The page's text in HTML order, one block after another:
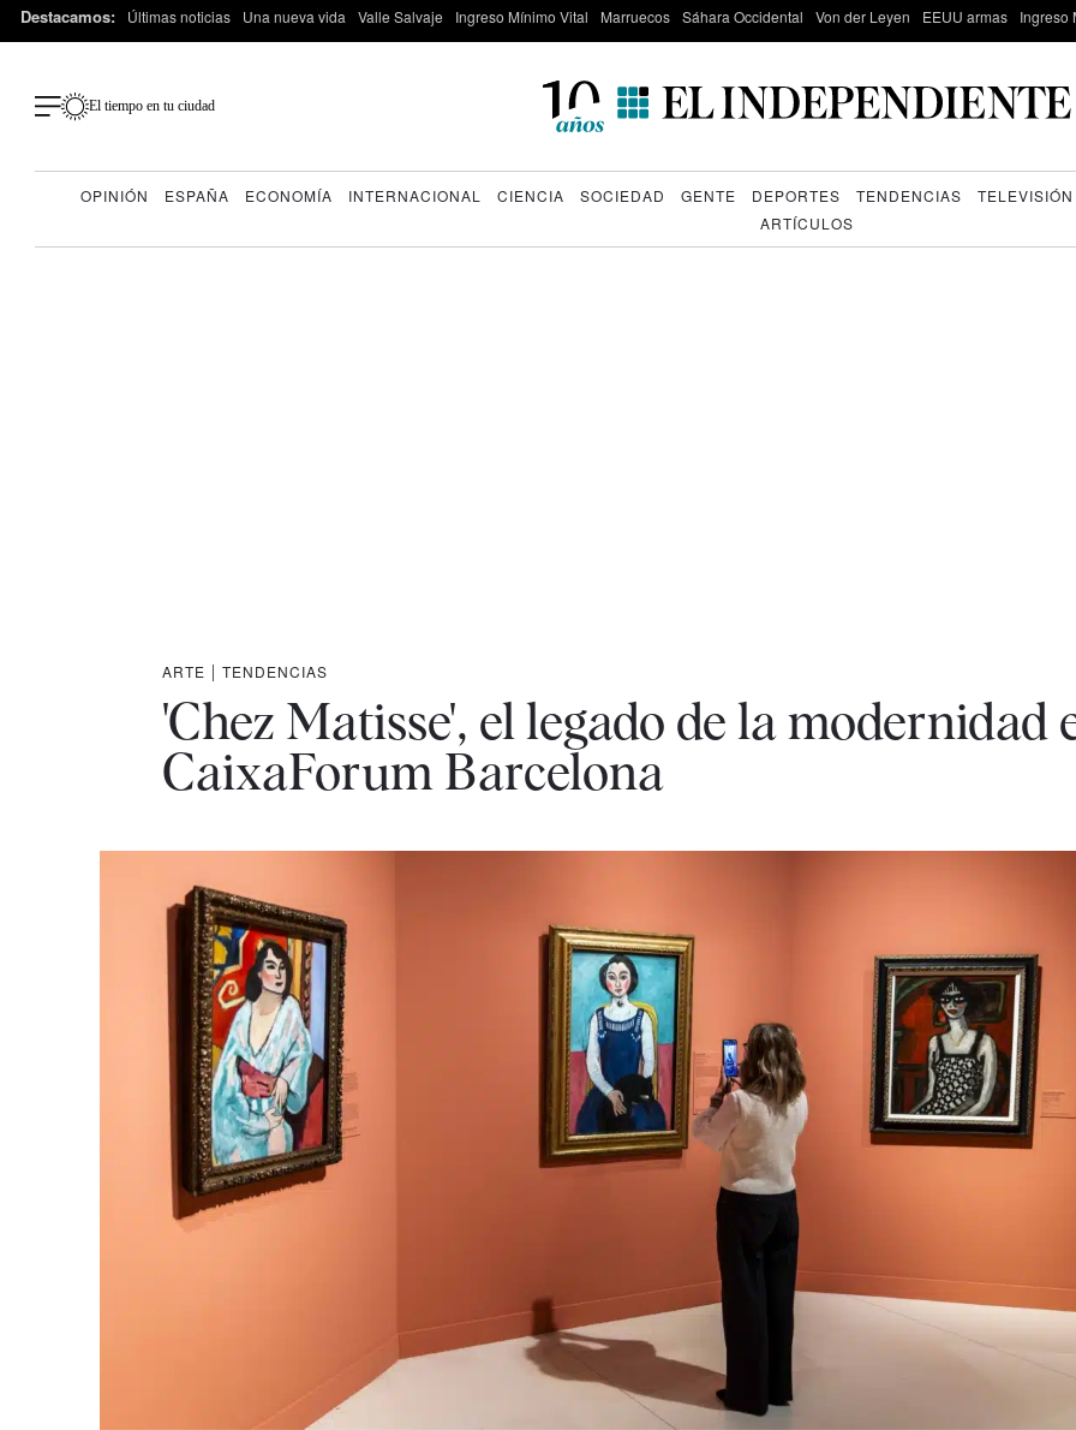
Destacamos: Últimas noticias Una nueva vida Valle Salvaje Ingreso Mínimo Vital Marruecos Sáhara Occidental Von der Leyen EEUU armas Ingreso
El tiempo en tu ciudad
OPINIÓN ESPAÑA ECONOMÍA INTERNACIONAL CIENCIA SOCIEDAD GENTE DEPORTES TENDENCIAS
TELEVISIÓN
ARTÍCULOS
ARTE | TENDENCIAS
'Chez Matisse', el legado de la modernidad
CaixaForum Barcelona